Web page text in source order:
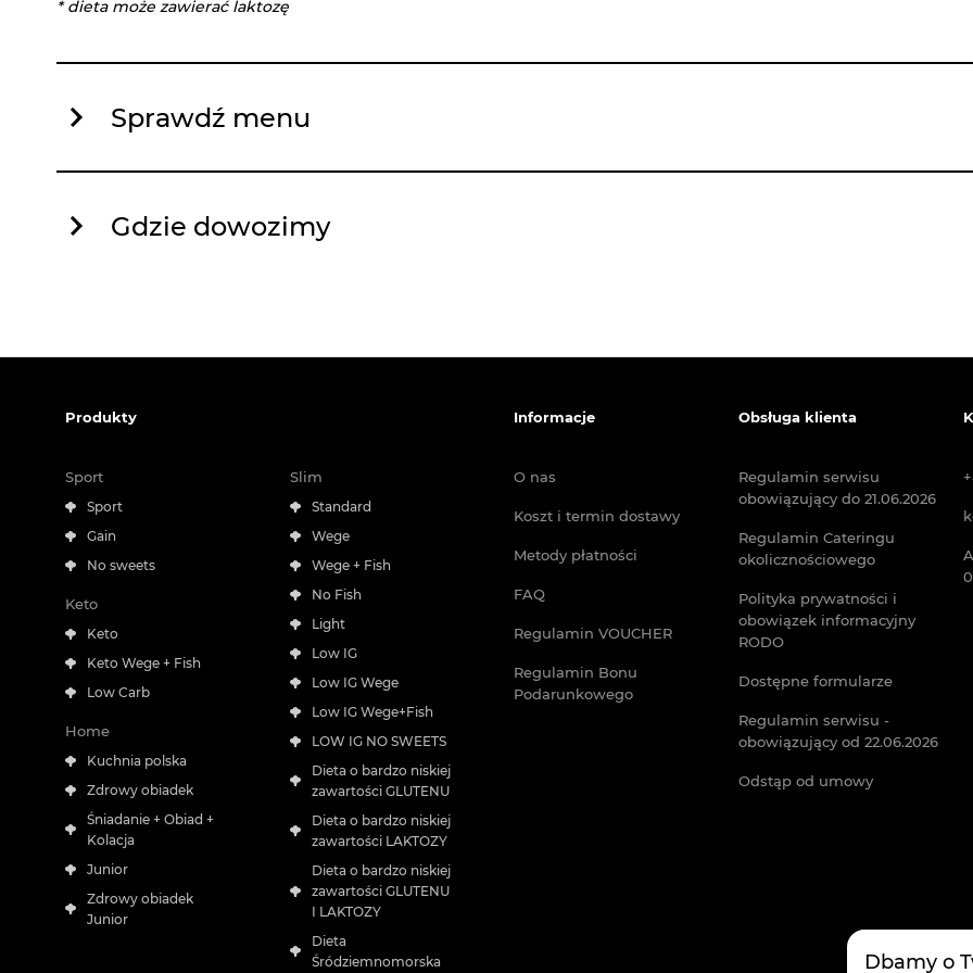
* dieta może zawierać laktozę
Sprawdź menu
Gdzie dowozimy
Produkty
Sport
Sport
Gain
No sweets
Keto
Keto
Keto Wege + Fish
Low Carb
Home
Kuchnia polska
Zdrowy obiadek
Śniadanie + Obiad +
Kolacja
Junior
Zdrowy obiadek
Junior
Slim
Standard
Wege
Wege + Fish
No Fish
Light
Low IG
Low IG Wege
Low IG Wege+Fish
LOW IG NO SWEETS
Dieta o bardzo niskiej
zawartości GLUTENU
Dieta o bardzo niskiej
zawartości LAKTOZY
Dieta o bardzo niskiej
zawartości GLUTENU
I LAKTOZY
Dieta
Śródziemnomorska
Informacje
O nas
Koszt i termin dostawy
Metody płatności
FAQ
Regulamin VOUCHER
Regulamin Bonu
Podarunkowego
Obsługa klienta
Regulamin serwisu
obowiązujący do 21.06.2026
Regulamin Cateringu
okolicznościowego
Polityka prywatności i
obowiązek informacyjny
RODO
Dostępne formularze
Regulamin serwisu -
obowiązujący od 22.06.2026
Odstąp od umowy
Dbamy o